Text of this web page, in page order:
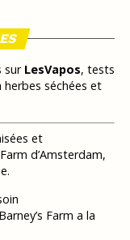
sur LesVapos, tests
herbes séchées et
et
d’Amsterdam,
Farm a la